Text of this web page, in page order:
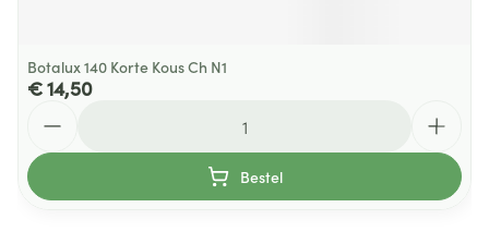
Botalux 140 Korte Kous Ch N1
€ 14,50
Bestel